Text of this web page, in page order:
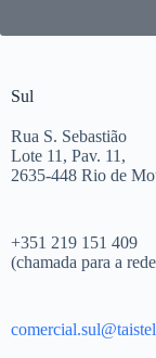
Sul
Rua S. Sebastião
Lote 11, Pav. 11,
2635-448 Rio de
+351 219 151 409
(chamada para a